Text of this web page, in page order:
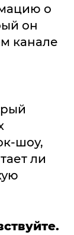
о
он
канале
шоу,
ли